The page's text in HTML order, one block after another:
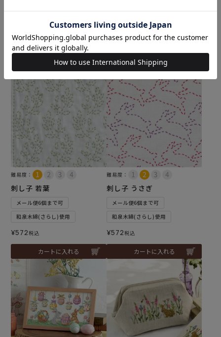
和泉木綿(さらし)使用
¥572のところ
¥396税込
カートに入れる
和泉木綿(さらし)使用
¥572 税込
カートに入れる
難易度：
刺し子 若葉
メール便6個まで可
和泉木綿(さらし)使用
¥572税込
カートに入れる
難易度：
刺し子 うさぎ
メール便6個まで可
和泉木綿(さらし)使用
¥572税込
カートに入れる